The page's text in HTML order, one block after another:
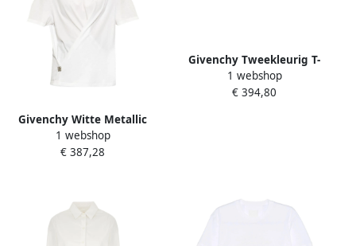
Givenchy Witte Metallic
Logo Wrap T-shirt White
Dames
1 webshop
€ 387,28
Givenchy Tweekleurig T-
shirt White Dames
1 webshop
€ 394,80